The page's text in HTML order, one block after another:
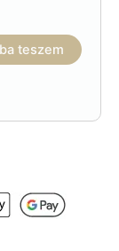
teszem